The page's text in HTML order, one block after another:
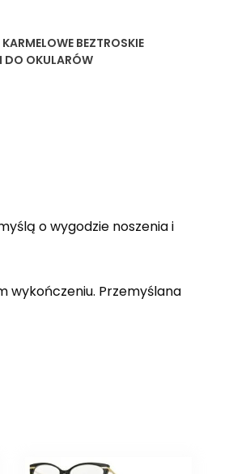
BEZTROSKIE
DO OKULARÓW
o wygodzie noszenia i
wykończeniu. Przemyślana